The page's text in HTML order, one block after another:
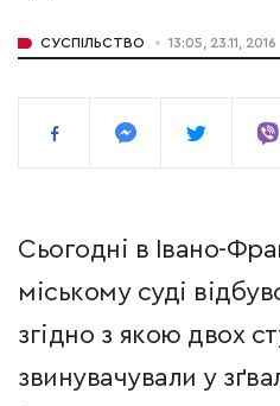
СУСПІЛЬСТВО 13:05, 23.11, 2016
Сьогодні в Івано-
міському суді
згідно з якою двох
звинувачували у